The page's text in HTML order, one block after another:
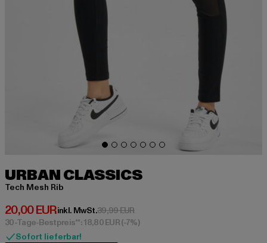
URBAN CLASSICS
Tech Mesh Rib
20,00 EUR
Derzeitiger Preis: 20,00 EUR
inkl. MwSt.39,99 EURAktionspreis: 39,99 EUR
30-Tage-Bestpreis**: 18,80 EUR(-7%)
Sofort lieferbar!